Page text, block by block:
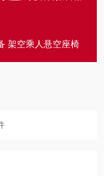
架空乘人悬空座椅